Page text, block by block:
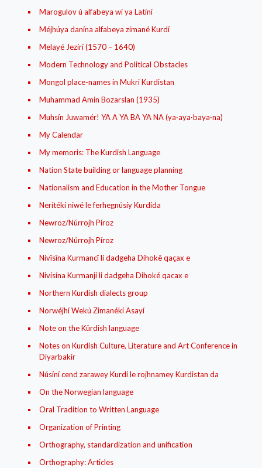
Marogulov ú alfabeya wí ya Latíní
Méjhúya danína alfabeya zimané Kurdí
Melayé Jezírí (1570 – 1640)
Modern Technology and Political Obstacles
Mongol place-names in Mukri Kurdistan
Muhammad Amin Bozarslan (1935)
Muhsín Juwamér! YA A YA BA YA NA (ya·aya·baya·na)
My Calendar
My memoris: The Kurdish Language
Nation State building or language planning
Nationalism and Education in the Mother Tongue
Nerítékí niwé le ferhegnúsíy Kurdída
Newroz/Núrrojh Píroz
Newroz/Núrrojh Píroz
Nivîsîna Kurmancî li dadgeha Dihokê qaçax e
Nivísína Kurmanjí li dadgeha Dihoké qacax e
Northern Kurdish dialects group
Norwéjhí Wekú Zimanékí Asayí
Note on the Kûrdish language
Notes on Kurdish Culture, Literature and Art Conference in
Diyarbakir
Núsíní cend zarawey Kurdí le rojhnamey Kurdistan da
On the Norwegian language
Oral Tradition to Written Language
Organization of Printing
Orthography, standardization and unification
Orthography: Articles